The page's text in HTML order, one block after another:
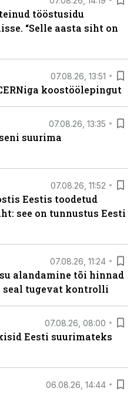
tööstusidu
“Selle aasta siht on
07.08.26, 13:51
koostöölepingut
07.08.26, 13:35
suurima
07.08.26, 11:52
Eestis toodetud
see on tunnustus Eesti
07.08.26, 11:24
alandamine tõi hinnad
tugevat kontrolli
07.08.26, 08:00
Eesti suurimateks
06.08.26, 14:44